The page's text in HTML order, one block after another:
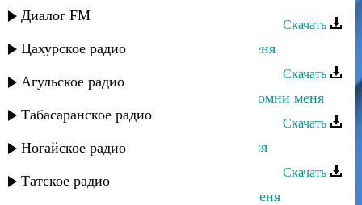
Диалог FM
Цахурское радио
Агульское радио
Табасаранское радио
Ногайское радио
Татское радио
Скачать
Dj Nariman - Майя - Не забывай меня
Скачать
Умайра Шахбанова - Не забывай помни меня
Скачать
Марианна - Не забывай помни меня
Скачать
Асадула Бахтанов - Посмотри на меня